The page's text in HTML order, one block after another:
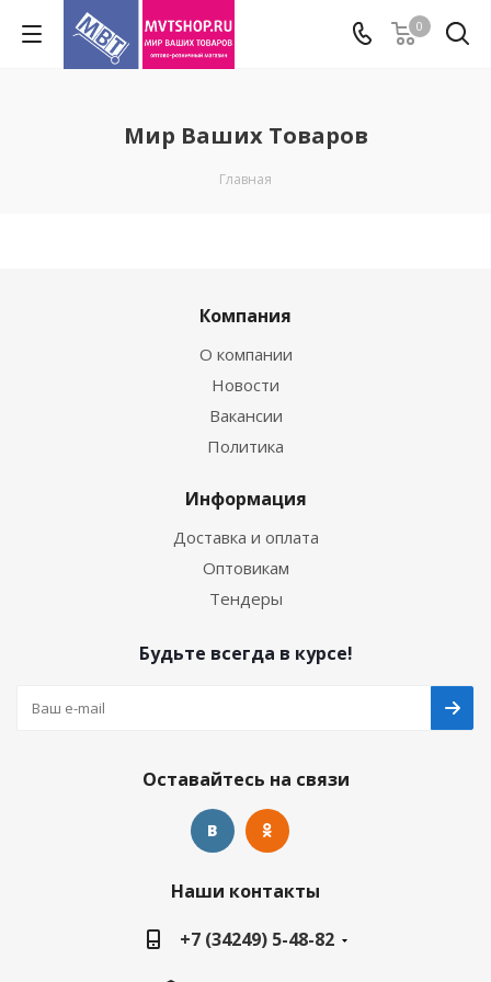
0
Мир Ваших Товаров
Главная
Компания
О компании
Новости
Вакансии
Политика
Информация
Доставка и оплата
Оптовикам
Тендеры
Будьте всегда в курсе!
Оставайтесь на связи
Наши контакты
+7 (34249) 5-48-82